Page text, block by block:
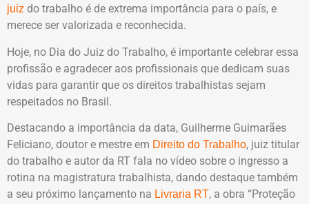
juiz do trabalho é de extrema importância para o país, e
merece ser valorizada e reconhecida.
Hoje, no Dia do Juiz do Trabalho, é importante celebrar essa
profissão e agradecer aos profissionais que dedicam suas
vidas para garantir que os direitos trabalhistas sejam
respeitados no Brasil.
Destacando a importância da data, Guilherme Guimarães
Feliciano, doutor e mestre em Direito do Trabalho, juiz titular
do trabalho e autor da RT fala no vídeo sobre o ingresso a
rotina na magistratura trabalhista, dando destaque também
a seu próximo lançamento na Livraria RT, a obra “Proteção